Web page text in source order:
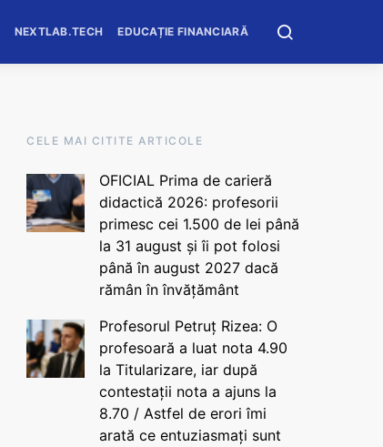
NEXTLAB.TECH EDUCAȚIE FINANCIARĂ
CELE MAI CITITE ARTICOLE
OFICIAL Prima de carieră
didactică 2026: profesorii
primesc cei 1.500 de lei până
la 31 august și îi pot folosi
până în august 2027 dacă
rămân în învățământ
Profesorul Petruț Rizea: O
profesoară a luat nota 4.90
la Titularizare, iar după
contestații nota a ajuns la
8.70 / Astfel de erori îmi
arată ce entuziasmați sunt